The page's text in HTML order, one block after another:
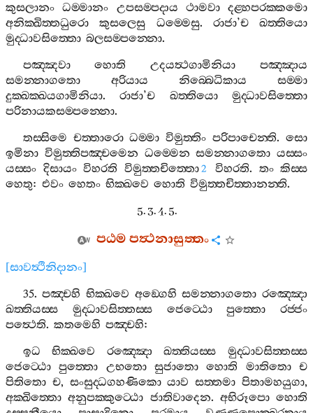
කුසලානං ධම‍්මානං උපසම‍්පදාය ථාමවා දළ‍්හපරක‍්කමො
අනික‍්ඛිත‍්තධුරො
කුසලෙසු ධම‍්මෙසු. රාජා’ච
ඛත‍්තියො
මුද‍්ධාවසිත‍්තො බලසම‍්පන‍්නො.
පඤ‍්ඤවා
හොති උදයත්‍ථගාමිනියා
පඤ‍්ඤාය
සමන‍්නාගතො
අරියාය නිබ‍්බෙධිකාය
සම‍්මා
දුක‍්ඛක‍්ඛයගාමිනියා.රාජා’ච ඛත‍්තියො
මුද‍්ධාවසිත‍්තො
පරිනායකසම‍්පන‍්නො.
තස‍්සිමෙ චත‍්තාරො ධම‍්මා විමුත‍්තිං පරිපාචෙන‍්ති. සො
ඉමිනා විමුත‍්තිපඤ‍්චමෙන ධම‍්මෙන සමන‍්නාගතො යස‍්සං
යස‍්සං දිසායං විහරති විමුත‍්තචිත‍්තො 2 විහරති. තං කිස‍්ස
හෙතු: එවං හෙතං භික‍්ඛවෙ හොති විමුත‍්තචිත‍්තානන‍්ති.
5. 3. 4. 5.
පඨමපත්‍ථනාසුත‍්තං
[සාවත්‍ථිනිදානං]
35.පඤ‍්චහි භික‍්ඛවෙ අඞ‍්ගෙහි සමන‍්නාගතො රඤ‍්ඤො
ඛත‍්තියස‍්ස
මුද‍්ධාවසිත‍්තස‍්ස ජෙට‍්ඨො පුත‍්තො
රජ‍්ජං
පත්‍ථෙති. කතමෙහි පඤ‍්චහි:
ඉධ
භික‍්ඛවෙ රඤ‍්ඤො ඛත‍්තියස‍්ස
මුද‍්ධාවසිත‍්තස‍්ස
ජෙට‍්ඨො පුත‍්තො උභතො සුජාතො හොති මාතිතො ච
පිතිතො ච, සංසුද‍්ධගහණිකො යාව සත‍්තමා පිතාමහයුගා,
අක‍්ඛිත‍්තො අනුපක‍්කුට‍්ඨො ජාතිවාදෙන. අභිරූපො හොති